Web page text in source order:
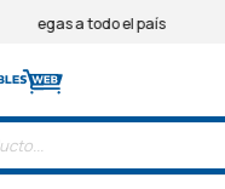
Entregas a todo el país